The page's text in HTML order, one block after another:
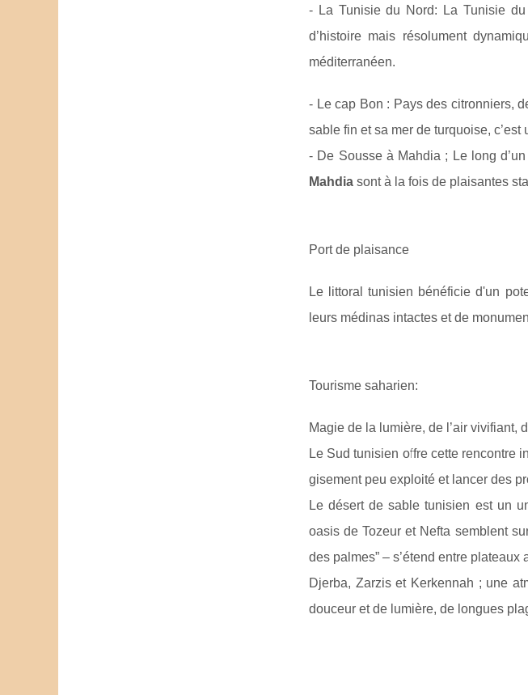
- La Tunisie du Nord: La Tunisie
d’histoire mais résolument
méditerranéen.
- Le cap Bon : Pays des citronniers,
sable fin et sa mer de turquoise, c’est
- De Sousse à Mahdia ; Le long
Mahdia sont à la fois de plaisantes
Port de plaisance
Le littoral tunisien bénéficie d'un
leurs médinas intactes et de
Tourisme saharien:
Magie de la lumière, de l’air vivifiant,
Le Sud tunisien offre cette rencontre
gisement peu exploité et lancer des
Le désert de sable tunisien est un
oasis de Tozeur et Nefta semblent
des palmes” – s’étend entre
Djerba, Zarzis et Kerkennah ; une
douceur et de lumière, de longues